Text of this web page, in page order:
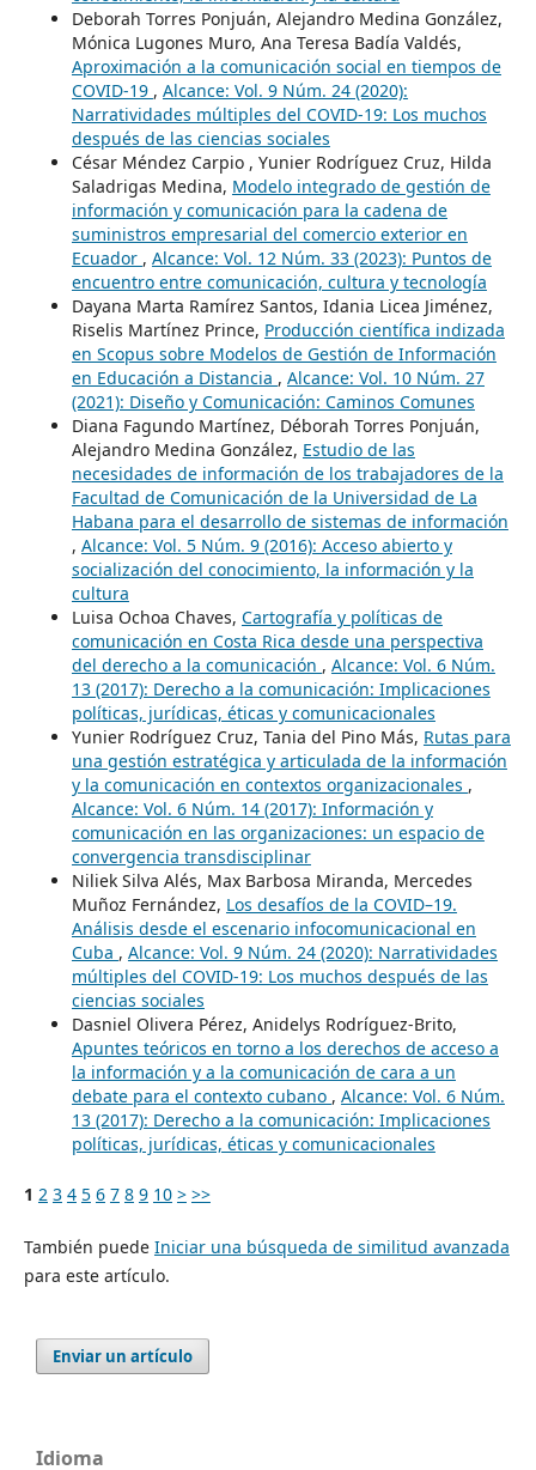
Deborah Torres Ponjuán, Alejandro Medina González,
Mónica Lugones Muro, Ana Teresa Badía Valdés,
Aproximación a la comunicación social en tiempos de
COVID-19 , Alcance: Vol. 9 Núm. 24 (2020):
Narratividades múltiples del COVID-19: Los muchos
después de las ciencias sociales
César Méndez Carpio , Yunier Rodríguez Cruz, Hilda
Saladrigas Medina, Modelo integrado de gestión de
información y comunicación para la cadena de
suministros empresarial del comercio exterior en
Ecuador , Alcance: Vol. 12 Núm. 33 (2023): Puntos de
encuentro entre comunicación, cultura y tecnología
Dayana Marta Ramírez Santos, Idania Licea Jiménez,
Riselis Martínez Prince, Producción científica indizada
en Scopus sobre Modelos de Gestión de Información
en Educación a Distancia , Alcance: Vol. 10 Núm. 27
(2021): Diseño y Comunicación: Caminos Comunes
Diana Fagundo Martínez, Déborah Torres Ponjuán,
Alejandro Medina González, Estudio de las
necesidades de información de los trabajadores de la
Facultad de Comunicación de la Universidad de La
Habana para el desarrollo de sistemas de información
, Alcance: Vol. 5 Núm. 9 (2016): Acceso abierto y
socialización del conocimiento, la información y la
cultura
Luisa Ochoa Chaves, Cartografía y políticas de
comunicación en Costa Rica desde una perspectiva
del derecho a la comunicación , Alcance: Vol. 6 Núm.
13 (2017): Derecho a la comunicación: Implicaciones
políticas, jurídicas, éticas y comunicacionales
Yunier Rodríguez Cruz, Tania del Pino Más, Rutas para
una gestión estratégica y articulada de la información
y la comunicación en contextos organizacionales ,
Alcance: Vol. 6 Núm. 14 (2017): Información y
comunicación en las organizaciones: un espacio de
convergencia transdisciplinar
Niliek Silva Alés, Max Barbosa Miranda, Mercedes
Muñoz Fernández, Los desafíos de la COVID–19.
Análisis desde el escenario infocomunicacional en
Cuba , Alcance: Vol. 9 Núm. 24 (2020): Narratividades
múltiples del COVID-19: Los muchos después de las
ciencias sociales
Dasniel Olivera Pérez, Anidelys Rodríguez-Brito,
Apuntes teóricos en torno a los derechos de acceso a
la información y a la comunicación de cara a un
debate para el contexto cubano , Alcance: Vol. 6 Núm.
13 (2017): Derecho a la comunicación: Implicaciones
políticas, jurídicas, éticas y comunicacionales
1 2 3 4 5 6 7 8 9 10 > >>
También puede Iniciar una búsqueda de similitud avanzada
para este artículo.
Enviar un artículo
Idioma